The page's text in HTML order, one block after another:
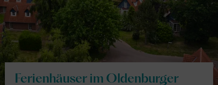
Ferienhäuser im Oldenburger